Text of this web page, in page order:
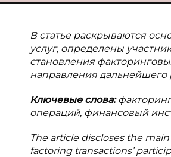
В статье раскрываются
услуг, определены
становления
направления дальнейшего
Ключевые слова:
операций, финансовый
The article discloses the
factoring transactions’